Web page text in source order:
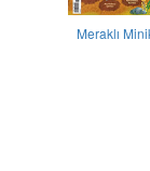
Meraklı